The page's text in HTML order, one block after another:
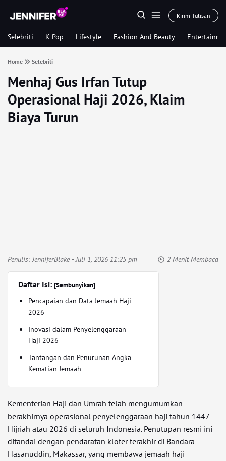
Kirim Tulisan
Selebriti K-Pop Lifestyle Fashion And Beauty
Home Selebriti
Menhaj Gus Irfan Tutup
Operasional Haji 2026, Klaim
Biaya Turun
Penulis:JenniferBlake- Juli 1, 2026 11:25 pm 2 Menit Membaca
Daftar Isi: [Sembunyikan]
Pencapaian dan Data Jemaah Haji
2026
Inovasi dalam Penyelenggaraan
Haji 2026
Tantangan dan Penurunan Angka
Kematian Jemaah
Kementerian Haji dan Umrah telah mengumumkan
berakhirnya operasional penyelenggaraan haji tahun 1447
Hijriah atau 2026 di seluruh Indonesia. Penutupan resmi ini
ditandai dengan pendaratan kloter terakhir di Bandara
Hasanuddin, Makassar, yang membawa jemaah haji